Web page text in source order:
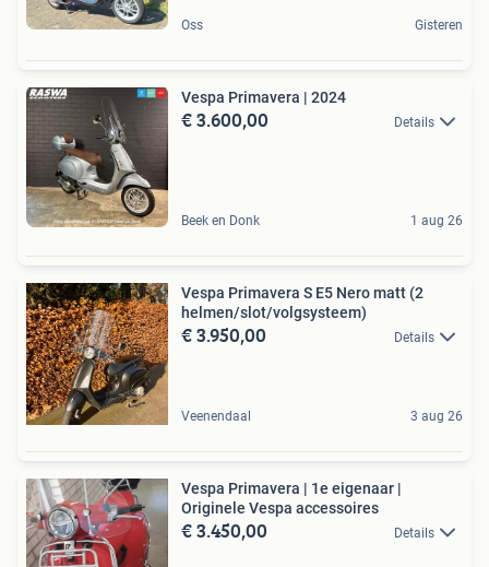
Oss Gisteren
Vespa Primavera | 2024
€ 3.600,00 Details
Beek en Donk 1 aug 26
Vespa Primavera S E5 Nero matt (2
helmen/slot/volgsysteem)
€ 3.950,00 Details
Veenendaal 3 aug 26
Vespa Primavera | 1e eigenaar |
Originele Vespa accessoires
€ 3.450,00 Details